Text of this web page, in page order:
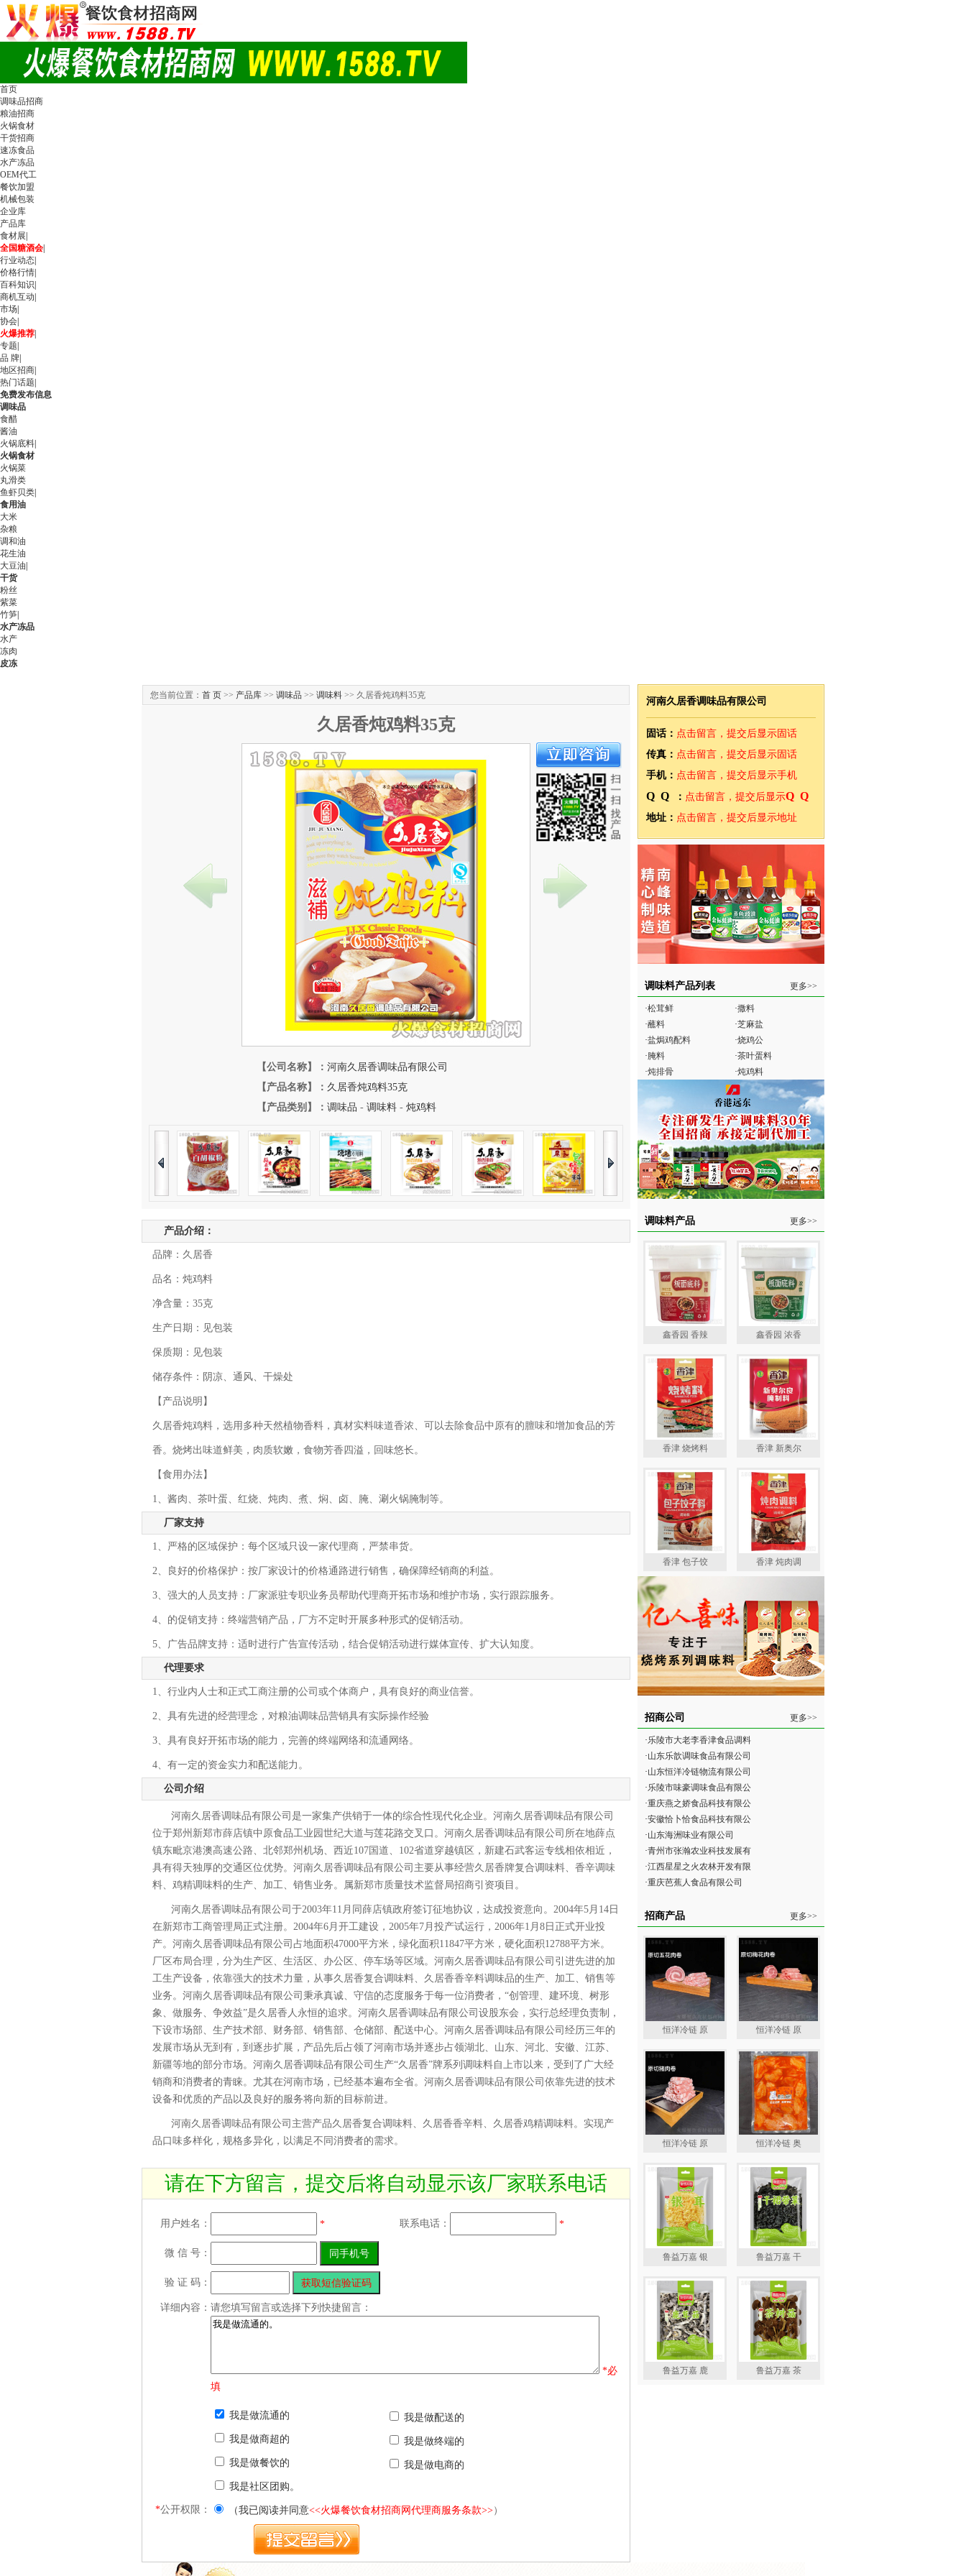
首页
调味品招商
粮油招商
火锅食材
干货招商
速冻食品
水产冻品
OEM代工
餐饮加盟
机械包装
企业库
产品库
食材展
全国糖酒会
行业动态
价格行情
百科知识
商机互动
市场
协会
火爆推荐
专题
品 牌
地区招商
热门话题
免费发布信息
调味品
食醋
酱油
火锅底料
火锅食材
火锅菜
丸滑类
鱼虾贝类
食用油
大米
杂粮
调和油
花生油
大豆油
干货
粉丝
紫菜
竹笋
水产冻品
水产
冻肉
皮冻
您当前位置： 首 页 >> 产品库 >> 调味品 >> 调味料 >> 久居香炖鸡料35克
久居香炖鸡料35克
【公司名称】： 河南久居香调味品有限公司
【产品名称】： 久居香炖鸡料35克
【产品类别】： 调味品 - 调味料 - 炖鸡料
产品介绍：
品牌：久居香
品名：炖鸡料
净含量：35克
生产日期：见包装
保质期：见包装
储存条件：阴凉、通风、干燥处
【产品说明】
久居香炖鸡料，选用多种天然植物香料，真材实料味道香浓、可以去除食品中原有的膻味和增加食品的芳
香。烧烤出味道鲜美，肉质软嫩，食物芳香四溢，回味悠长。
【食用办法】
1、酱肉、茶叶蛋、红烧、炖肉、煮、焖、卤、腌、涮火锅腌制等。
厂家支持
1、严格的区域保护：每个区域只设一家代理商，严禁串货。
2、良好的价格保护：按厂家设计的价格通路进行销售，确保障经销商的利益。
3、强大的人员支持：厂家派驻专职业务员帮助代理商开拓市场和维护市场，实行跟踪服务。
4、的促销支持：终端营销产品，厂方不定时开展多种形式的促销活动。
5、广告品牌支持：适时进行广告宣传活动，结合促销活动进行媒体宣传、扩大认知度。
代理要求
1、行业内人士和正式工商注册的公司或个体商户，具有良好的商业信誉。
2、具有先进的经营理念，对粮油调味品营销具有实际操作经验
3、具有良好开拓市场的能力，完善的终端网络和流通网络。
4、有一定的资金实力和配送能力。
公司介绍
河南久居香调味品有限公司是一家集产供销于一体的综合性现代化企业。河南久居香调味品有限公司
位于郑州新郑市薛店镇中原食品工业园世纪大道与莲花路交叉口。河南久居香调味品有限公司所在地薛点
镇东毗京港澳高速公路、北邻郑州机场、西近107国道、102省道穿越镇区，新建石武客运专线相依相近，
具有得天独厚的交通区位优势。河南久居香调味品有限公司主要从事经营久居香牌复合调味料、香辛调味
料、鸡精调味料的生产、加工、销售业务。属新郑市质量技术监督局招商引资项目。
河南久居香调味品有限公司于2003年11月同薛店镇政府签订征地协议，达成投资意向。2004年5月14日
在新郑市工商管理局正式注册。2004年6月开工建设，2005年7月投产试运行，2006年1月8日正式开业投
产。河南久居香调味品有限公司占地面积47000平方米，绿化面积11847平方米，硬化面积12788平方米。
厂区布局合理，分为生产区、生活区、办公区、停车场等区域。河南久居香调味品有限公司引进先进的加
工生产设备，依靠强大的技术力量，从事久居香复合调味料、久居香香辛料调味品的生产、加工、销售等
业务。河南久居香调味品有限公司秉承真诚、守信的态度服务于每一位消费者，“创管理、建环境、树形
象、做服务、争效益”是久居香人永恒的追求。河南久居香调味品有限公司设股东会，实行总经理负责制，
下设市场部、生产技术部、财务部、销售部、仓储部、配送中心。河南久居香调味品有限公司经历三年的
发展市场从无到有，到逐步扩展，产品先后占领了河南市场并逐步占领湖北、山东、河北、安徽、江苏、
新疆等地的部分市场。河南久居香调味品有限公司生产“久居香”牌系列调味料自上市以来，受到了广大经
销商和消费者的青睐。尤其在河南市场，已经基本遍布全省。河南久居香调味品有限公司依靠先进的技术
设备和优质的产品以及良好的服务将向新的目标前进。
河南久居香调味品有限公司主营产品久居香复合调味料、久居香香辛料、久居香鸡精调味料。实现产
品口味多样化，规格多异化，以满足不同消费者的需求。
请在下方留言，提交后将自动显示该厂家联系电话
用户姓名： * 联系电话： *
微 信 号：
验 证 码：
详细内容： 请您填写留言或选择下列快捷留言：
*必
填
我是做流通的
我是做商超的
我是做餐饮的
我是社区团购。
我是做配送的
我是做终端的
我是做电商的
*公开权限： （我已阅读并同意<<火爆餐饮食材招商网代理商服务条款>>）
河南久居香调味品有限公司
固话： 点击留言，提交后显示固话
传真： 点击留言，提交后显示固话
手机： 点击留言，提交后显示手机
QQ ： 点击留言，提交后显示QQ
地址： 点击留言，提交后显示地址
调味料产品列表 更多>>
·松茸鲜 ·撒料
·蘸料 ·芝麻盐
·盐焗鸡配料 ·烧鸡公
· 腌料 ·茶叶蛋料
·炖排骨 ·炖鸡料
调味料产品 更多>>
鑫香园 香辣 鑫香园 浓香
香津 烧烤料 香津 新奥尔
香津 包子饺 香津 炖肉调
招商公司 更多>>
·乐陵市大老李香津食品调料
·山东乐歆调味食品有限公司
·山东恒洋冷链物流有限公司
·乐陵市味豪调味食品有限公
·重庆燕之娇食品科技有限公
·安徽恰卜恰食品科技有限公
·山东海洲味业有限公司
·青州市张瀚农业科技发展有
·江西星星之火农林开发有限
·重庆芭蕉人食品有限公司
招商产品 更多>>
恒洋冷链 原 恒洋冷链 原
恒洋冷链 原 恒洋冷链 奥
鲁益万嘉 银 鲁益万嘉 干
鲁益万嘉 鹿 鲁益万嘉 茶